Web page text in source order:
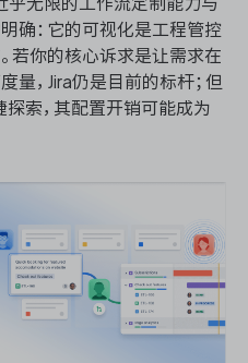
确：它的可视化是工程管控
若你的核心诉求是让需求在
量，Jira仍是目前的标杆；但
索，其配置开销可能成为